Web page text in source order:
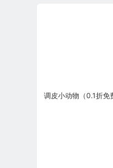
调皮小动物（0.1折免